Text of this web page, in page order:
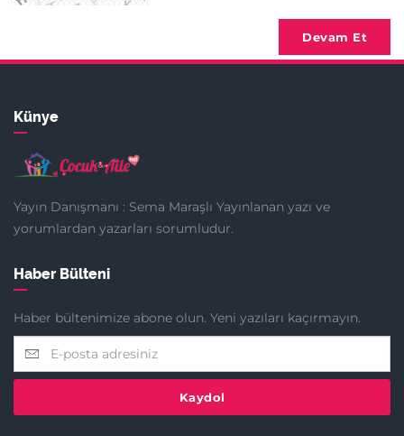
Devam Et
Künye
Yayın Danışmanı : Sema Maraşlı Yayınlanan yazı ve
yorumlardan yazarları sorumludur.
Haber Bülteni
Haber bültenimize abone olun. Yeni yazıları kaçırmayın.
Kaydol